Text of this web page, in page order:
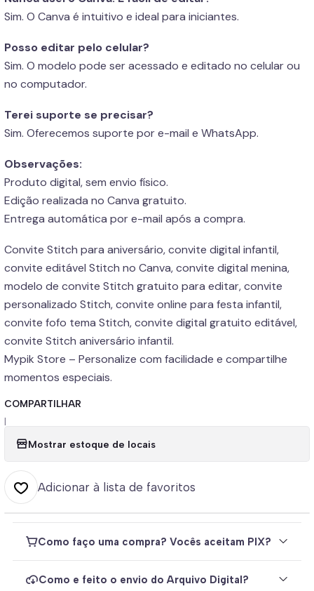
Sim. O Canva é intuitivo e ideal para iniciantes.
Posso editar pelo celular?
Sim. O modelo pode ser acessado e editado no celular ou
no computador.
Terei suporte se precisar?
Sim. Oferecemos suporte por e-mail e WhatsApp.
Observações:
Produto digital, sem envio físico.
Edição realizada no Canva gratuito.
Entrega automática por e-mail após a compra.
Convite Stitch para aniversário, convite digital infantil,
convite editável Stitch no Canva, convite digital menina,
modelo de convite Stitch gratuito para editar, convite
personalizado Stitch, convite online para festa infantil,
convite fofo tema Stitch, convite digital gratuito editável,
convite Stitch aniversário infantil.
Mypik Store – Personalize com facilidade e compartilhe
momentos especiais.
COMPARTILHAR
|
Mostrar estoque de locais
Adicionar à lista de favoritos
Como faço uma compra? Vocês aceitam PIX?
Como e feito o envio do Arquivo Digital?